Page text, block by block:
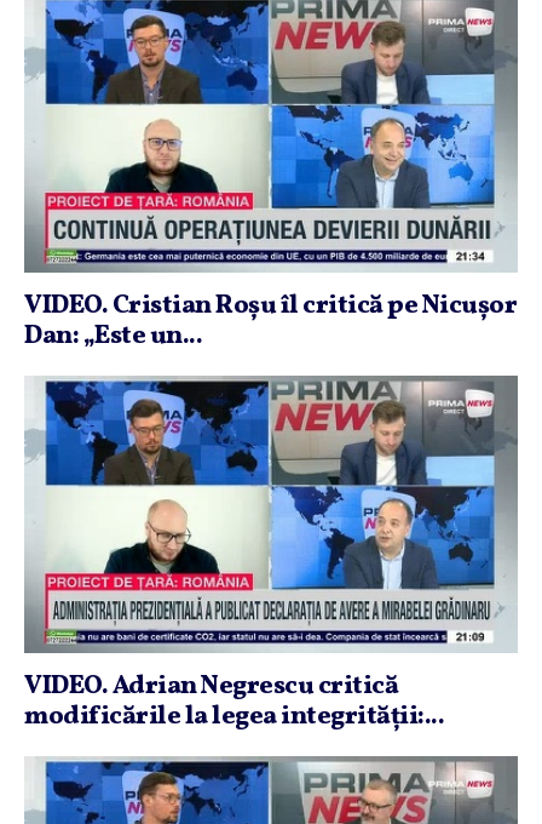
VIDEO. Cristian Roşu îl critică pe Nicuşor
Dan: „Este un...
VIDEO. Adrian Negrescu critică
modificările la legea integrităţii:...